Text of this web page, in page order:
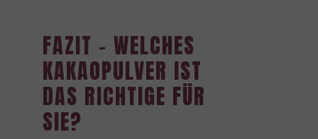
FAZIT – WELCHES
KAKAOPULVER IST
DAS RICHTIGE FÜR
SIE?